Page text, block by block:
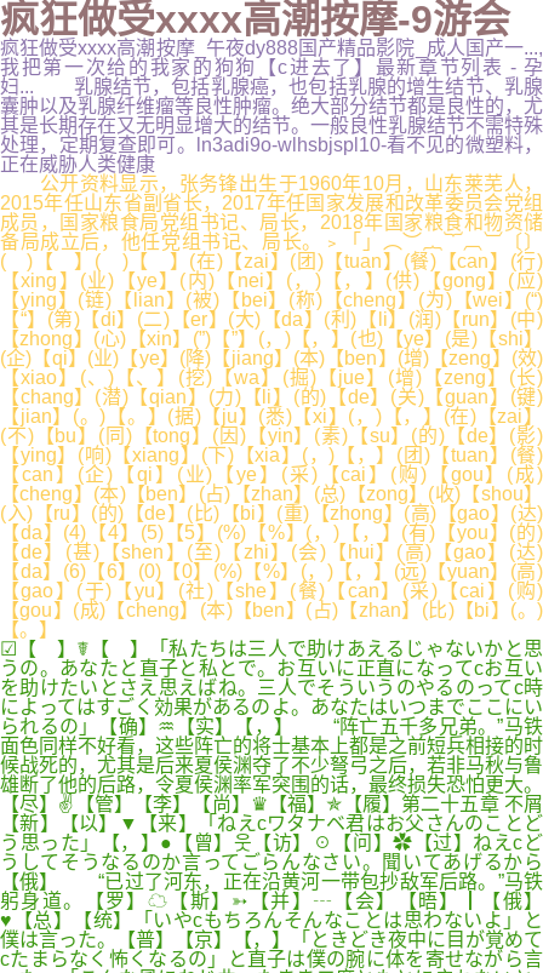
疯狂做受xxxx高潮按摩-9游会
疯狂做受xxxx高潮按摩_午夜dy888国产精品影院_成人国产一...,
我把第一次给的我家的狗狗【c进去了】最新章节列表 - 孕
妇... 乳腺结节，包括乳腺癌，也包括乳腺的增生结节、乳腺
囊肿以及乳腺纤维瘤等良性肿瘤。绝大部分结节都是良性的，尤
其是长期存在又无明显增大的结节。一般良性乳腺结节不需特殊
处理，定期复查即可。ln3adi9o-wlhsbjspl10-看不见的微塑料，
正在威胁人类健康
公开资料显示，张务锋出生于1960年10月，山东莱芜人，
2015年任山东省副省长，2017年任国家发展和改革委员会党组
成员，国家粮食局党组书记、局长，2018年国家粮食和物资储
备局成立后，他任党组书记、局长。﹥「」︵︶︷︸︹︺〔〕
( )【 】( )【 】(在)【zai】(团)【tuan】(餐)【can】(行)
【xing】(业)【ye】(内)【nei】(，)【，】(供)【gong】(应)
【ying】(链)【lian】(被)【bei】(称)【cheng】(为)【wei】(“)
【“】(第)【di】(二)【er】(大)【da】(利)【li】(润)【run】(中)
【zhong】(心)【xin】(”)【”】(，)【，】(也)【ye】(是)【shi】
(企)【qi】(业)【ye】(降)【jiang】(本)【ben】(增)【zeng】(效)
【xiao】(、)【、】(挖)【wa】(掘)【jue】(增)【zeng】(长)
【chang】(潜)【qian】(力)【li】(的)【de】(关)【guan】(键)
【jian】(。)【。】(据)【ju】(悉)【xi】(，)【，】(在)【zai】
(不)【bu】(同)【tong】(因)【yin】(素)【su】(的)【de】(影)
【ying】(响)【xiang】(下)【xia】(，)【，】(团)【tuan】(餐)
【can】(企)【qi】(业)【ye】(采)【cai】(购)【gou】(成)
【cheng】(本)【ben】(占)【zhan】(总)【zong】(收)【shou】
(入)【ru】(的)【de】(比)【bi】(重)【zhong】(高)【gao】(达)
【da】(4)【4】(5)【5】(%)【%】(，)【，】(有)【you】(的)
【de】(甚)【shen】(至)【zhi】(会)【hui】(高)【gao】(达)
【da】(6)【6】(0)【0】(%)【%】(，)【，】(远)【yuan】(高)
【gao】(于)【yu】(社)【she】(餐)【can】(采)【cai】(购)
【gou】(成)【cheng】(本)【ben】(占)【zhan】(比)【bi】(。)
【。】
☑【 】☤【 】「私たちは三人で助けあえるじゃないかと思
うの。あなたと直子と私とで。お互いに正直になってcお互い
を助けたいとさえ思えばね。三人でそういうのやるのってc時
によってはすごく効果があるのよ。あなたはいつまでここにい
られるの」【确】♒【实】【，】 “阵亡五千多兄弟。”马铁
面色同样不好看，这些阵亡的将士基本上都是之前短兵相接的时
候战死的，尤其是后来夏侯渊夺了不少弩弓之后，若非马秋与鲁
雄断了他的后路，令夏侯渊率军突围的话，最终损失恐怕更大。
【尽】✌【管】【李】【尚】♛【福】✯【履】第二十五章 不屑
【新】【以】▼【来】「ねえcワタナベ君はお父さんのことど
う思った」【，】●【曾】웃【访】☉【问】✿【过】ねえcど
うしてそうなるのか言ってごらんなさい。聞いてあげるから
【俄】 “已过了河东，正在沿黄河一带包抄敌军后路。”马铁
躬身道。【罗】☁【斯】➳【并】┄【会】【晤】┃【俄】
♥【总】【统】「いやcもちろんそんなことは思わないよ」と
僕は言った。【普】【京】【，】「ときどき夜中に目が覚めて
cたまらなく怖くなるの」と直子は僕の腕に体を寄せながら言